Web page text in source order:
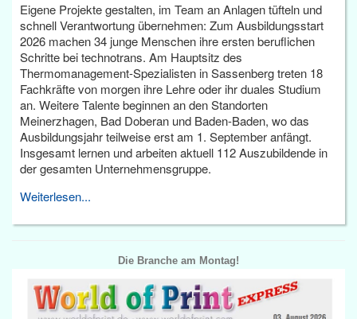
Eigene Projekte gestalten, im Team an Anlagen tüfteln und
schnell Verantwortung übernehmen: Zum Ausbildungsstart
2026 machen 34 junge Menschen ihre ersten beruflichen
Schritte bei technotrans. Am Hauptsitz des
Thermomanagement-Spezialisten in Sassenberg treten 18
Fachkräfte von morgen ihre Lehre oder ihr duales Studium
an. Weitere Talente beginnen an den Standorten
Meinerzhagen, Bad Doberan und Baden-Baden, wo das
Ausbildungsjahr teilweise erst am 1. September anfängt.
Insgesamt lernen und arbeiten aktuell 112 Auszubildende in
der gesamten Unternehmensgruppe.
Weiterlesen...
Die Branche am Montag!